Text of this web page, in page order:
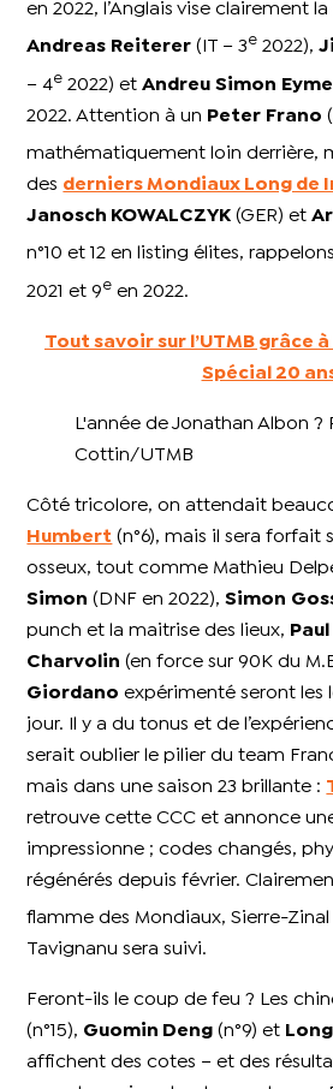
en 2022, l’Anglais vise clairement
Andreas Reiterer (IT – 3e 2022),
– 4e 2022) etAndreu Simon
2022. Attention à un
Peter Frano
mathématiquement loin derrière,
des derniers Mondiaux Long de
Janosch KOWALCZYK (GER) et
n°10 et 12 en listing élites,
2021 et 9e en 2022.
Tout savoir sur l’UTMB grâce
Spécial 20
L'année de Jonathan Albon ?
Cottin/UTMB
Côté tricolore, on attendait
Humbert (n°6), mais il sera forfait
osseux, tout comme Mathieu
Simon (DNF en 2022),Simon
punch et la maitrise des lieux,
Paul
Charvolin (en force sur 90K du
Giordano expérimenté seront les
jour. Il y a du tonus et de
serait oublier le pilier du team
mais dans une saison 23 brillante :
retrouve cette CCC et annonce
impressionne ; codes changés,
régénérés depuis février.
flamme des Mondiaux, Sierre-Zinal
Tavignanu sera suivi.
Feront-ils le coup de feu ? Les
(n°15), Guomin Deng (n°9) et
affichent des cotes – et des